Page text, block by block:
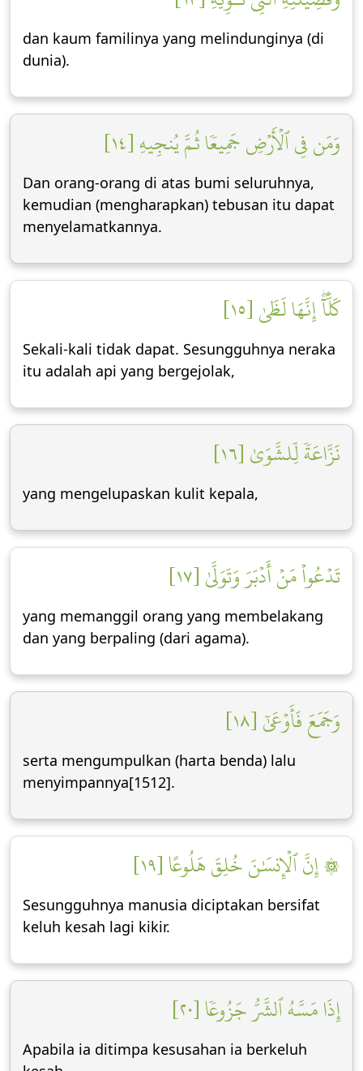
dan kaum familinya yang melindunginya (di
dunia).
وَمَن فِي ٱلۡأَرۡضِ جَمِيعٗا ثُمَّ يُنجِيهِ [١٤]
Dan orang-orang di atas bumi seluruhnya,
kemudian (mengharapkan) tebusan itu dapat
menyelamatkannya.
كَلَّآۖ إِنَّهَا لَظَىٰ [١٥]
Sekali-kali tidak dapat. Sesungguhnya neraka
itu adalah api yang bergejolak,
نَزَّاعَةٗ لِّلشَّوَىٰ [١٦]
yang mengelupaskan kulit kepala,
تَدۡعُواْ مَنۡ أَدۡبَرَ وَتَوَلَّىٰ [١٧]
yang memanggil orang yang membelakang
dan yang berpaling (dari agama).
وَجَمَعَ فَأَوۡعَىٰٓ [١٨]
serta mengumpulkan (harta benda) lalu
menyimpannya[1512].
۞ إِنَّ ٱلۡإِنسَٰنَ خُلِقَ هَلُوعًا [١٩]
Sesungguhnya manusia diciptakan bersifat
keluh kesah lagi kikir.
إِذَا مَسَّهُ ٱلشَّرُّ جَزُوعٗا [٢٠]
Apabila ia ditimpa kesusahan ia berkeluh